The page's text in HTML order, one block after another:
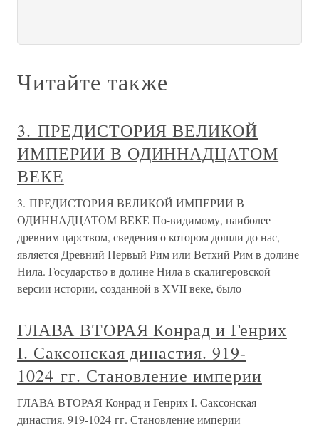
Читайте также
3. ПРЕДИСТОРИЯ ВЕЛИКОЙ
ИМПЕРИИ В ОДИННАДЦАТОМ
ВЕКЕ
3. ПРЕДИСТОРИЯ ВЕЛИКОЙ ИМПЕРИИ В
ОДИННАДЦАТОМ ВЕКЕ По-видимому, наиболее
древним царством, сведения о котором дошли до нас,
является Древний Первый Рим или Ветхий Рим в долине
Нила. Государство в долине Нила в скалигеровской
версии истории, созданной в XVII веке, было
ГЛАВА ВТОРАЯ Конрад и Генрих
I. Саксонская династия. 919-
1024 гг. Становление империи
ГЛАВА ВТОРАЯ Конрад и Генрих I. Саксонская
династия. 919-1024 гг. Становление империи